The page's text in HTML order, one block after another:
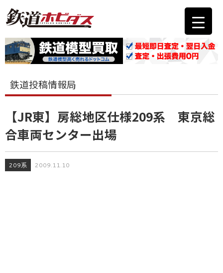
鉄道投稿情報局
【JR東】房総地区仕様209系 東京総
合車両センター出場
209系 2009.11.10